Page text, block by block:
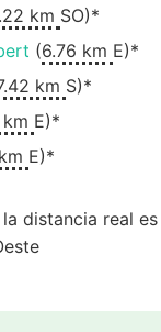
km SO)*
(6.76 km E)*
km S)*
E)*
E)*
distancia real